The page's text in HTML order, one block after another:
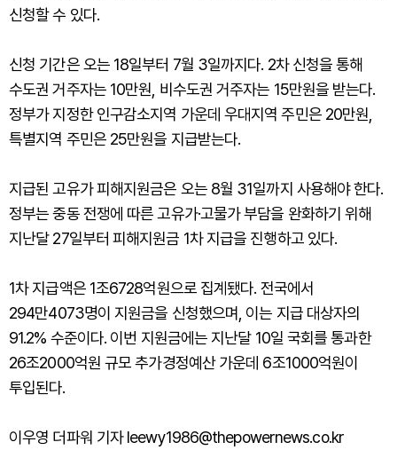
신청할 수 있다.
신청 기간은 오는 18일부터 7월 3일까지다. 2차 신청을 통해
수도권 거주자는 10만원, 비수도권 거주자는 15만원을 받는다.
정부가 지정한 인구감소지역 가운데 우대지역 주민은 20만원,
특별지역 주민은 25만원을 지급받는다.
지급된 고유가 피해지원금은 오는 8월 31일까지 사용해야 한다.
정부는 중동 전쟁에 따른 고유가·고물가 부담을 완화하기 위해
지난달 27일부터 피해지원금 1차 지급을 진행하고 있다.
1차 지급액은 1조6728억원으로 집계됐다. 전국에서
294만4073명이 지원금을 신청했으며, 이는 지급 대상자의
91.2% 수준이다. 이번 지원금에는 지난달 10일 국회를 통과한
26조2000억원 규모 추가경정예산 가운데 6조1000억원이
투입된다.
이우영 더파워 기자 leewy1986@thepowernews.co.kr